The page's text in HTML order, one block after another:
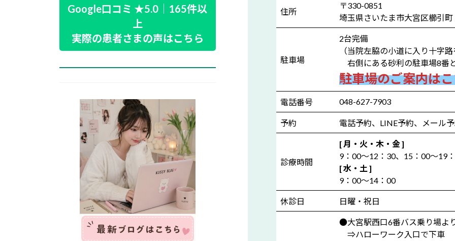
住所
〒330-0851
埼玉県さいたま市大宮区櫛引
駐車場
2台完備
（当院左脇の小道に入り十字
右側にある砂利の駐車場8番
駐車場のご案内は
電話番号 048-627-7903
予約 電話予約、LINE予約、メール
診療時間
[ 月・火・木・金 ]
9：00～12：30、15：00～19
[ 水・土 ]
9：00～14：00
休診日 日曜・祝日
●大宮駅西口6番バス乗り場よ
⇒ハローワーク入口で下車
Google口コミ ★5.0｜165件以
上
実際の患者さまの声はこちら